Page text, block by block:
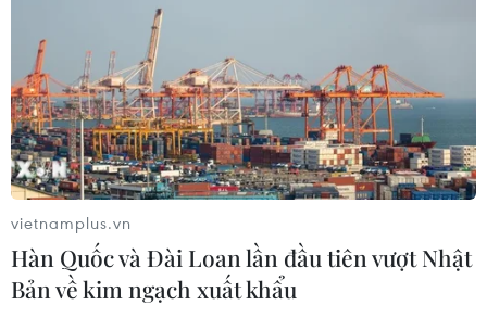
tấn công mạng bằng mã độc
20/10/2020 09:41
Nga bác bỏ các cáo buộc của Anh và Mỹ về việc cơ
quan tình báo quân đội Nga đã sắp đặt một loạt cuộc
tấn công mạng, trong đó có mục tiêu là Olympic và
Paralympic ở Tokyo.
vietnamplus.vn
Hàn Quốc và Đài Loan lần đầu tiên vượt Nhật
Bản về kim ngạch xuất khẩu